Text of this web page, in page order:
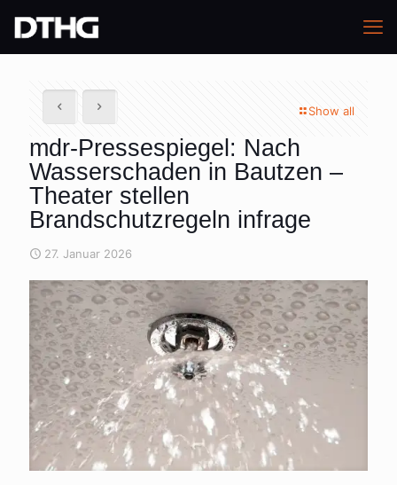
Show all
mdr-Pressespiegel: Nach
Wasserschaden in Bautzen –
Theater stellen
Brandschutzregeln infrage
27. Januar 2026